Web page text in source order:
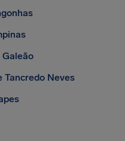
Galeão
Tancredo Neves